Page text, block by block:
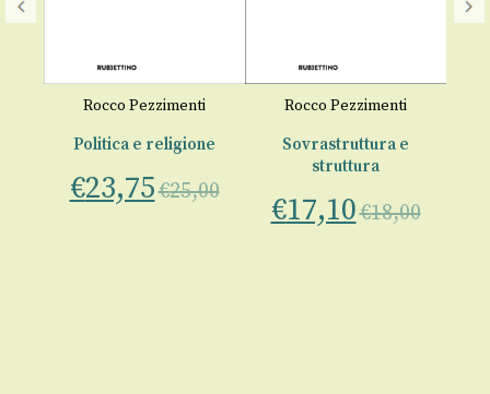
Rocco Pezzimenti
Politica e religione
€23,75€25,00
Rocco Pezzimenti
Sovrastruttura e
struttura
€17,10€18,00